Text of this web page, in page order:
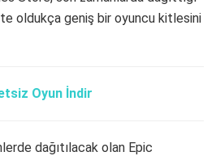
oldukça geniş bir oyuncu kitlesini
Oyun İndir
dağıtılacak olan Epic